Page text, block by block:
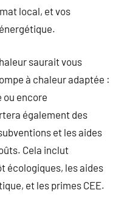
local, et vos
saurait vous
à chaleur adaptée :
encore
également des
et les aides
Cela inclut
écologiques, les aides
et les primes CEE.